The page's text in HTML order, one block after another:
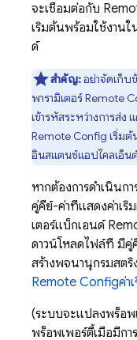
จะเชื่อมต่อกับ
เริ่มต้นพร้อมใช้งาน
ด์
สำคัญ:อย่าจัดเก็บ
พารามิเตอร์Remote
เข้ารหัสระหว่างการส่ง
Remote Config เริ่มต้
อินสแตนซ์แอปไคลเอ็น
หากต้องการดำเนินก
คู่คีย์-ค่าที่แสดงค่าเริ่
เตอร์แบ็กเอนด์
ดาวน์โหลดไฟล์ที่ มีคู่
สร้างพจนานุกรมสต
Remote Configค่า
(ระบบจะแปลงพร็อพ
พร็อพเพอร์ตี้เมื่อมีกา